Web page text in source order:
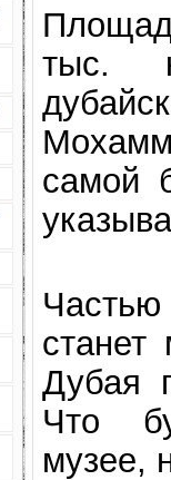
тыс.
самой
станет
Дубая
Что
музее,